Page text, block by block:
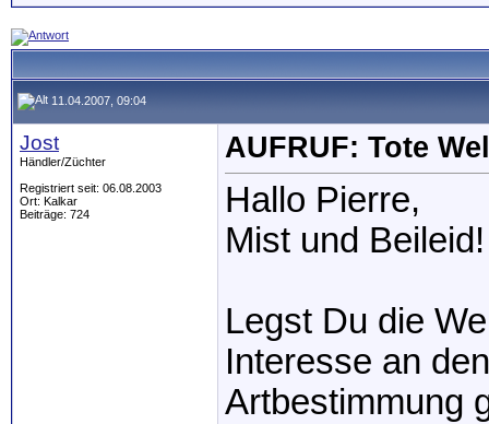
11.04.2007, 09:04
Jost
Händler/Züchter
Registriert seit: 06.08.2003
Ort: Kalkar
Beiträge: 724
AUFRUF: Tote
Hallo Pierre,
Mist und Beileid!
Legst Du die
Interesse an
Artbestimmung